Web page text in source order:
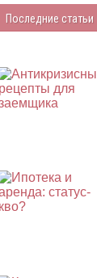
Последние статьи